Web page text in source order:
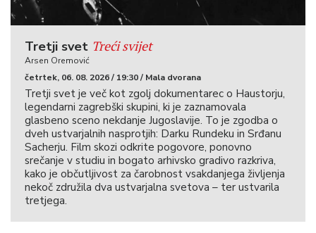
Tretji svet Treći svijet
Arsen Oremović
četrtek, 06. 08. 2026 / 19:30 / Mala dvorana
Tretji svet je več kot zgolj dokumentarec o Haustorju,
legendarni zagrebški skupini, ki je zaznamovala
glasbeno sceno nekdanje Jugoslavije. To je zgodba o
dveh ustvarjalnih nasprotjih: Darku Rundeku in Srđanu
Sacherju. Film skozi odkrite pogovore, ponovno
srečanje v studiu in bogato arhivsko gradivo razkriva,
kako je občutljivost za čarobnost vsakdanjega življenja
nekoč združila dva ustvarjalna svetova – ter ustvarila
tretjega.